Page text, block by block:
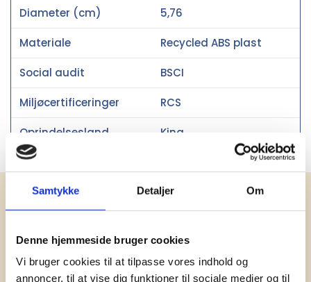
Samtykke Detaljer Om
Denne hjemmeside bruger cookies
Vi bruger cookies til at tilpasse vores indhold og
annoncer, til at vise dig funktioner til sociale medier og til
Diameter (cm) 5,76
Materiale Recycled ABS plast
Social audit BSCI
Miljøcertificeringer RCS
Oprindelsesland Kina
Få vores nyhedsbrev med
andet godt
Kæmpe udvalg i klassiske og nyskabende gaveidéer